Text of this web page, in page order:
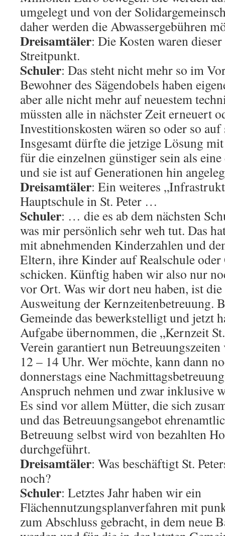
umgelegt und von der
daher werden die Abwassergebühren
Dreisamtäler: Die Kosten waren
Streitpunkt.
Schuler: Das steht nicht mehr so im
Bewohner des Sägendobels haben
aber alle nicht mehr auf neuestem
müssten alle in nächster Zeit erneuert
Investitionskosten wären so oder so
Insgesamt dürfte die jetzige Lösung
für die einzelnen günstiger sein als
und sie ist auf Generationen hin
Dreisamtäler: Ein weiteres
Hauptschule in St. Peter …
Schuler: … die es ab dem nächsten
was mir persönlich sehr weh tut. Das
mit abnehmenden Kinderzahlen und
Eltern, ihre Kinder auf Realschule
schicken. Künftig haben wir also nur
vor Ort. Was wir dort neu haben, ist
Ausweitung der Kernzeitenbetreuung.
Gemeinde das bewerkstelligt und jetzt
Aufgabe übernommen, die „Kernzeit
Verein garantiert nun
12 – 14 Uhr. Wer möchte, kann dann
donnerstags eine
Anspruch nehmen und zwar inklusive
Es sind vor allem Mütter, die sich
und das Betreuungsangebot
Betreuung selbst wird von bezahlten
durchgeführt.
Dreisamtäler: Was beschäftigt St.
noch?
Schuler: Letztes Jahr haben wir ein
Flächennutzungsplanverfahren mit
zum Abschluss gebracht, in dem neue